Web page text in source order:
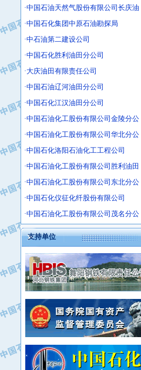
·中核苏阀科技实业股份有限公司
·济南柴油机股份有限公司
·上海科瑞曼士德电源系统集成有限公
·东方合金铸造厂
·保定北奥石油物探特种车辆制造有限
·盘锦辽河油田天意石油装备有限公司
·中国石油天然气管道局穿越公司
·南石力天传动件有限公司
·浙江瑞普环境技术有限公司
·华北石油新大禹环保设备有限公司
·河北翼凌机械制造总厂
·萍乡市庞泰化工填料有限公司
·实华(天津)国际贸易有限公司
·上海宝钢商贸有限公司
·辽河石油勘探局总机械厂
·正泰集团
·华北油田科达开发有限公司
·上海高桥电缆（集团）有限公司
·中石化西南石油局井下工程处
·大庆油田石油专用设备有限公司
·江苏丹化集团有限责任公司
·中核苏阀科技实业股份有限公司
·山特电子（深圳）有限公司
·中国石油天然气股份有限公司长庆油
·中国石化集团中原石油勘探局
·中石油第二建设公司
·中国石化胜利油田分公司
·大庆油田有限责任公司
·中国石油辽河油田分公司
·中国石化江汉油田分公司
·中国石油化工股份有限公司金陵分公
·中国石油化工股份有限公司华北分公
·中国石化洛阳石油化工工程公司
·中国石油化工股份有限公司胜利油田
·中国石油化工股份有限公司东北分公
·中国石化仪征化纤股份有限公司
·中国石油化工股份有限公司茂名分公
支持单位
·中国石化茂名石化分公司
·中国石油大港油田分公司
·中油油气勘探软件国家工程研究中心